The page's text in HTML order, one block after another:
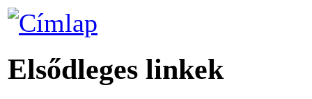
Elsődleges linkek